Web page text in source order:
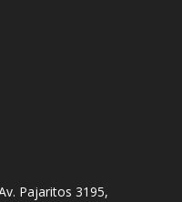
Pajaritos 3195,